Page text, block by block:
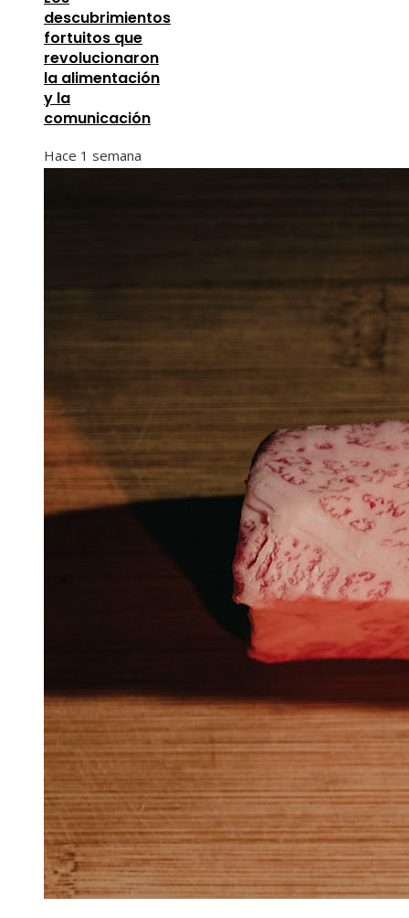
descubrimientos
fortuitos que
revolucionaron
la alimentación
y la
comunicación
Hace 1 semana